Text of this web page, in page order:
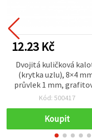
12.23 Kč
Dvojitá kuličková
(krytka uzlu), 8×4
průvlek 1 mm,
NF – 50 ks
Kód: 500417
Koupit